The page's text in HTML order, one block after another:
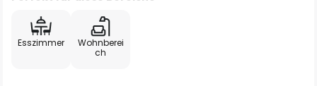
Esszimmer
Wohnberei
ch